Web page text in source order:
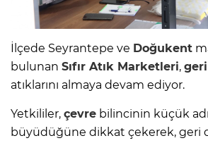
İlçede Seyrantepe ve Doğukent
bulunan Sıfır Atık Marketleri,
atıklarını almaya devam ediyor.
Yetkililer, çevre bilincinin küçük
büyüdüğüne dikkat çekerek, geri